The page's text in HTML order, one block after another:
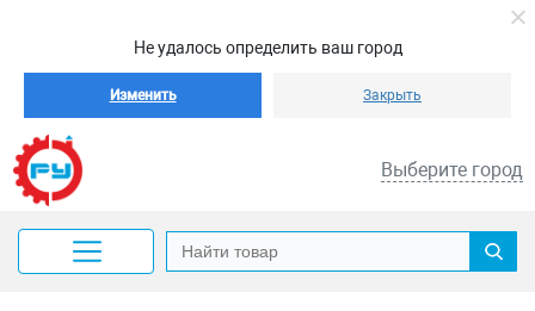
Не удалось определить ваш город
Изменить Закрыть
Выберите город